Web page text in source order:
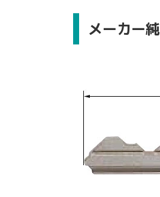
メーカー